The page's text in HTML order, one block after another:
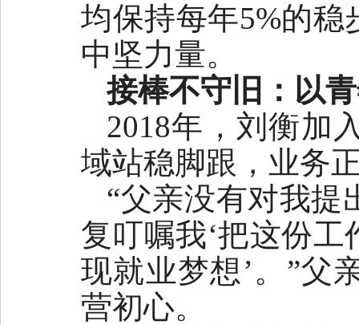
均保持每年5%的
中坚力量。
接棒不守旧：以
2018年，刘衡加
域站稳脚跟，业务
“父亲没有对我提
复叮嘱我‘把这份
现就业梦想’。”父
营初心。